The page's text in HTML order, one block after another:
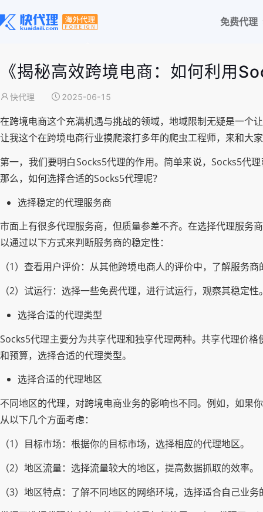
免费代理
《揭秘高效跨境电商：如何利用
快代理 2025-06-15
在跨境电商这个充满机遇与挑战的领域，地域限制无疑是一个
让我这个在跨境电商行业摸爬滚打多年的爬虫工程师，来和大
第一，我们要明白Socks5代理的作用。简单来说，Socks5代
那么，如何选择合适的Socks5代理呢？
选择稳定的代理服务商
市面上有很多代理服务商，但质量参差不齐。在选择代理服务
以通过以下方式来判断服务商的稳定性：
（1）查看用户评价：从其他跨境电商人的评价中，了解服务
（2）试运行：选择一些免费代理，进行试运行，观察其稳定性
选择合适的代理类型
Socks5代理主要分为共享代理和独享代理两种。共享代理价
和预算，选择合适的代理类型。
选择合适的代理地区
不同地区的代理，对跨境电商业务的影响也不同。例如，如果
从以下几个方面考虑：
（1）目标市场：根据你的目标市场，选择相应的代理地区。
（2）地区流量：选择流量较大的地区，提高数据抓取的效率。
（3）地区特点：了解不同地区的网络环境，选择适合自己业